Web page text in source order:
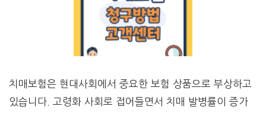
치매보험은 현대사회에서 중요한 보험 상품으로 부상하고
있습니다. 고령화 사회로 접어들면서 치매 발병률이 증가